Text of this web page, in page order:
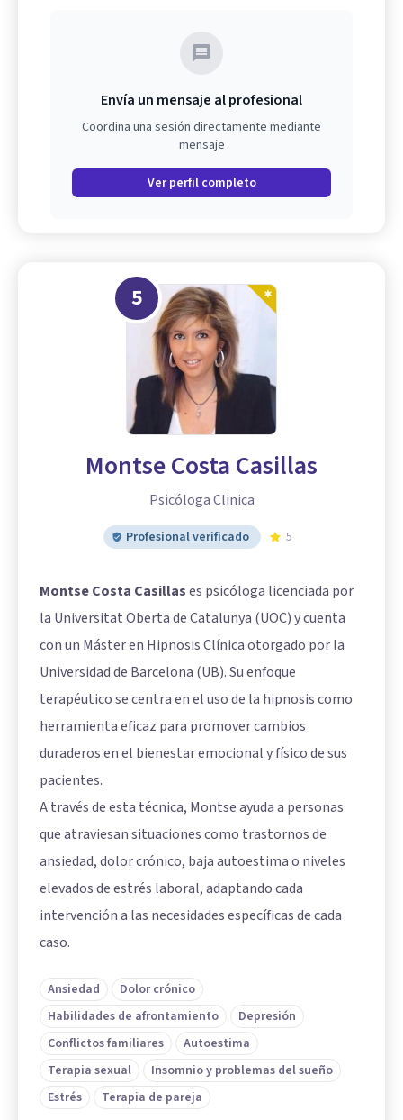
Envía un mensaje al profesional
Coordina una sesión directamente mediante
mensaje
Ver perfil completo
5
Montse Costa Casillas
Psicóloga Clinica
Profesional verificado 5
Montse Costa Casillases psicóloga licenciada por
la Universitat Oberta de Catalunya (UOC) y cuenta
con un Máster en Hipnosis Clínica otorgado por la
Universidad de Barcelona (UB). Su enfoque
terapéutico se centra en el uso de la hipnosis como
herramienta eficaz para promover cambios
duraderos en el bienestar emocional y físico de sus
pacientes.
A través de esta técnica, Montse ayuda a personas
que atraviesan situaciones como trastornos de
ansiedad, dolor crónico, baja autoestima o niveles
elevados de estrés laboral, adaptando cada
intervención a las necesidades específicas de cada
caso.
Ansiedad
Dolor crónico
Habilidades de afrontamiento
Depresión
Conflictos familiares
Autoestima
Terapia sexual
Insomnio y problemas del sueño
Estrés
Terapia de pareja